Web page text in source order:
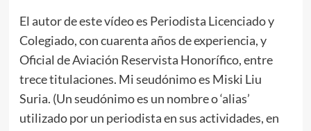
El autor de este vídeo es Periodista Licenciado y
Colegiado, con cuarenta años de experiencia, y
Oficial de Aviación Reservista Honorífico, entre
trece titulaciones. Mi seudónimo es Miski Liu
Suria. (Un seudónimo es un nombre o ‘alias’
utilizado por un periodista en sus actividades, en